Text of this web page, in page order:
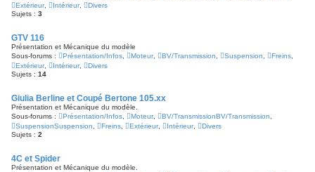
Extérieur, Intérieur,
Divers
Sujets : 3
GTV 116
Présentation et Mécanique du modèle
Sous-forums :
Présentation/Infos Moteur, BV/Transmission Suspension Freins
Extérieur, Intérieur,
Divers
Sujets : 14
Giulia Berline et Coupé Bertone 105.xx
Présentation et Mécanique du modèle.
Sous-forums :
Présentation/Infos Moteur, BV/TransmissionBV/Transmission
SuspensionSuspension
Freins Extérieur, Intérieur,
Divers
Sujets : 2
4C et Spider
Présentation et Mécanique du modèle.